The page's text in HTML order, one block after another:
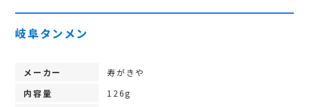
岐阜タンメン
メーカー
寿がきや
内容量
126g